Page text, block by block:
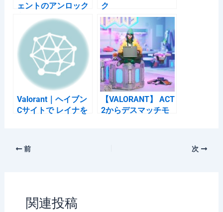
ェントのアンロック
方法 (契約システム
はダルい)
ク
Valorant｜ヘイブン
Cサイトで レイナを
速攻で修正される。
【VALORANT】 ACT
2からデスマッチモ
前 次
関連投稿